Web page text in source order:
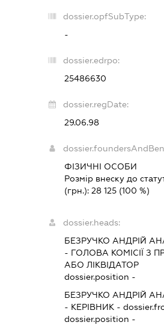
dossier.opfSubType:
-
dossier.edrpo:
25486630
dossier.regDate:
29.06.98
ФІЗИЧНІ ОСОБИ
Розмір внеску до
(грн.):28 125 (100 %)
dossier.heads:
БЕЗРУЧКО АНДРІЙ
- ГОЛОВА КОМІСІЇ З
АБО ЛІКВІДАТОР
dossier.position -
БЕЗРУЧКО АНДРІЙ
- КЕРІВНИК -
dossier.position -